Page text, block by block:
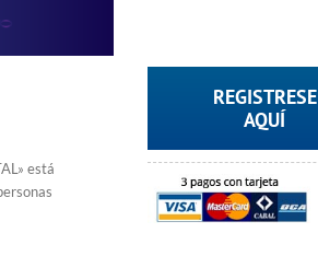
está
REGISTRESE
AQUÍ